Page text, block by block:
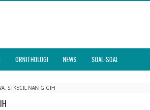
ORNITHOLOGI NEWS SOAL-SOAL
SI KECIL NAN GIGIH